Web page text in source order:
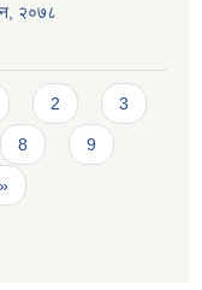
२०७८
2 3
8 9